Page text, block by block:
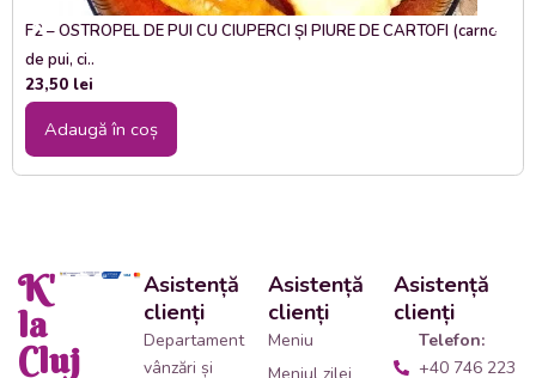
F2 – OSTROPEL DE PUI CU CIUPERCI ȘI PIURE DE CARTOFI (carne
de pui, ci..
23,50 lei
Adaugă în coș
K'
la
Cluj
Asistență
clienți
Departament
vânzări și
Asistență
clienți
Meniu
Meniul zilei
Asistență
clienți
Telefon:
+40 746 223